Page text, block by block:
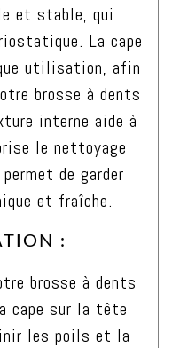
et stable, qui
La cape
utilisation, afin
brosse à dents
interne aide à
le nettoyage
de garder
et fraîche.
:
brosse à dents
cape sur la tête
les poils et la